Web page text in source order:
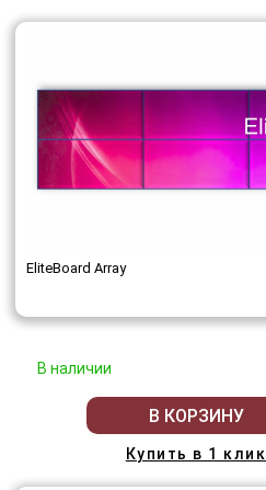
EliteBoard Array
В наличии
В КОРЗИНУ
Купить в 1 клик